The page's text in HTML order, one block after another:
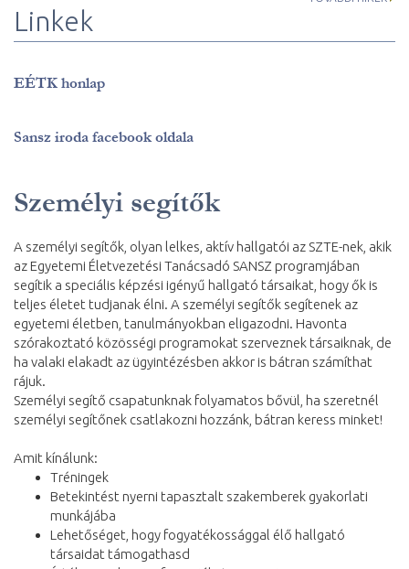
Linkek
EÉTK honlap
Sansz iroda facebook oldala
Személyi segítők
A személyi segítők, olyan lelkes, aktív hallgatói az SZTE-nek, akik
az Egyetemi Életvezetési Tanácsadó SANSZ programjában
segítik a speciális képzési igényű hallgató társaikat, hogy ők is
teljes életet tudjanak élni. A személyi segítők segítenek az
egyetemi életben, tanulmányokban eligazodni. Havonta
szórakoztató közösségi programokat szerveznek társaiknak, de
ha valaki elakadt az ügyintézésben akkor is bátran számíthat
rájuk.
Személyi segítő csapatunknak folyamatos bővül, ha szeretnél
személyi segítőnek csatlakozni hozzánk, bátran keress minket!
Amit kínálunk:
Tréningek
Betekintést nyerni tapasztalt szakemberek gyakorlati
munkájába
Lehetőséget, hogy fogyatékossággal élő hallgató
társaidat támogathasd